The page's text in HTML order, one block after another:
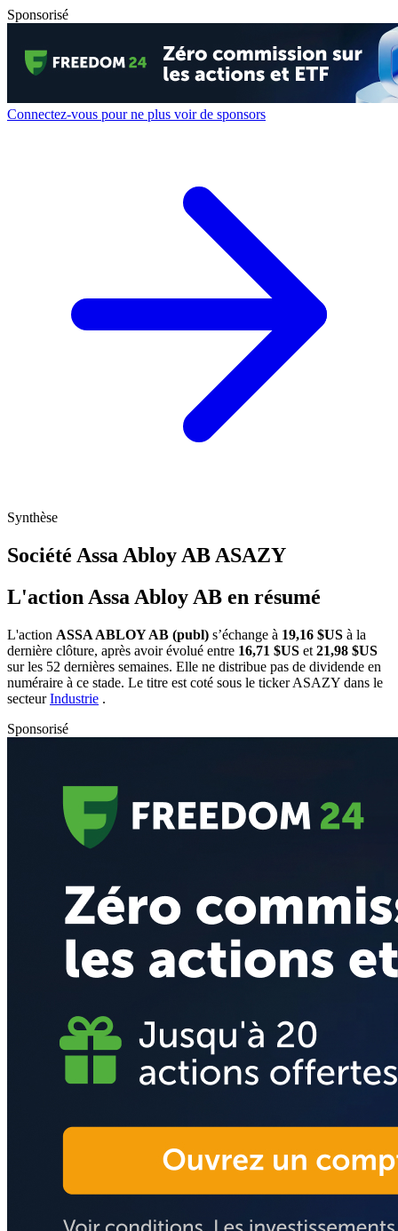
Sponsorisé
Connectez-vous pour ne plus voir de sponsors
Synthèse
Société Assa Abloy AB ASAZY
L'action Assa Abloy AB en résumé
L'action ASSA ABLOY AB (publ) s’échange à 19,16 $US à la
dernière clôture, après avoir évolué entre 16,71 $US et 21,98 $US
sur les 52 dernières semaines. Elle ne distribue pas de dividende en
numéraire à ce stade. Le titre est coté sous le tickerASAZY dans le
secteurIndustrie .
Sponsorisé